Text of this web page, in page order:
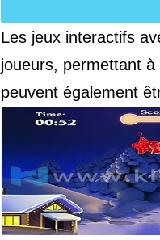
Les jeux interactifs
joueurs, permettant
peuvent également